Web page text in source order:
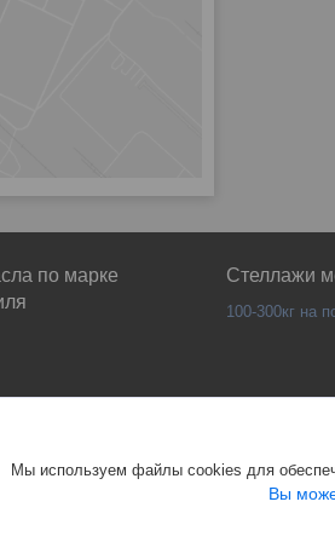
по марке
Стеллажи
100-300кг на
Мы используем файлы cookies для
Вы